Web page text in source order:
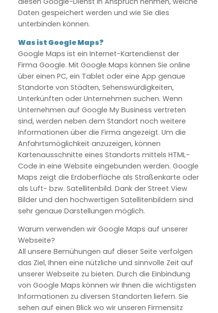
Daten gespeichert werden und wie Sie dies
unterbinden können.
Was ist Google Maps?
Google Maps ist ein Internet-Kartendienst der
Firma Google. Mit Google Maps können Sie online
über einen PC, ein Tablet oder eine App genaue
Standorte von Städten, Sehenswürdigkeiten,
Unterkünften oder Unternehmen suchen. Wenn
Unternehmen auf Google My Business vertreten
sind, werden neben dem Standort noch weitere
Informationen über die Firma angezeigt. Um die
Anfahrtsmöglichkeit anzuzeigen, können
Kartenausschnitte eines Standorts mittels HTML-
Code in eine Website eingebunden werden. Google
Maps zeigt die Erdoberfläche als Straßenkarte oder
als Luft- bzw. Satellitenbild. Dank der Street View
Bilder und den hochwertigen Satellitenbildern sind
sehr genaue Darstellungen möglich.
Warum verwenden wir Google Maps auf unserer
Webseite?
All unsere Bemühungen auf dieser Seite verfolgen
das Ziel, Ihnen eine nützliche und sinnvolle Zeit auf
unserer Webseite zu bieten. Durch die Einbindung
von Google Maps können wir Ihnen die wichtigsten
Informationen zu diversen Standorten liefern. Sie
sehen auf einen Blick wo wir unseren Firmensitz